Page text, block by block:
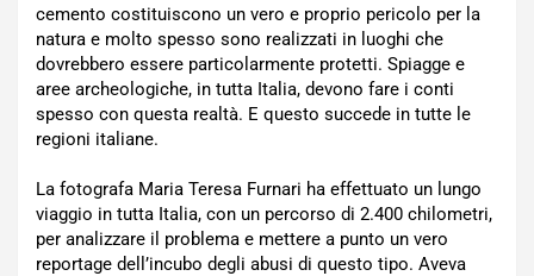
cemento costituiscono un vero e proprio pericolo per la
natura e molto spesso sono realizzati in luoghi che
dovrebbero essere particolarmente protetti. Spiagge e
aree archeologiche, in tutta Italia, devono fare i conti
spesso con questa realtà. E questo succede in tutte le
regioni italiane.
La fotografa Maria Teresa Furnari ha effettuato un lungo
viaggio in tutta Italia, con un percorso di 2.400 chilometri,
per analizzare il problema e mettere a punto un vero
reportage dell’incubo degli abusi di questo tipo. Aveva